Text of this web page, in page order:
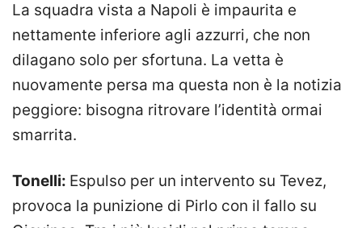
La squadra vista a Napoli è impaurita e
nettamente inferiore agli azzurri, che non
dilagano solo per sfortuna. La vetta è
nuovamente persa ma questa non è la notizia
peggiore: bisogna ritrovare l’identità ormai
smarrita.
Tonelli: Espulso per un intervento su Tevez,
provoca la punizione di Pirlo con il fallo su